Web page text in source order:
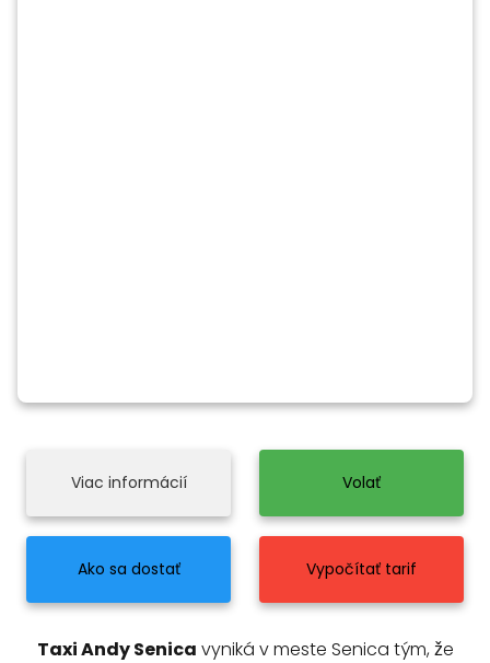
Viac informácií Volať
Ako sa dostať Vypočítať tarif
Taxi Andy Senica vyniká v meste Senica tým, že